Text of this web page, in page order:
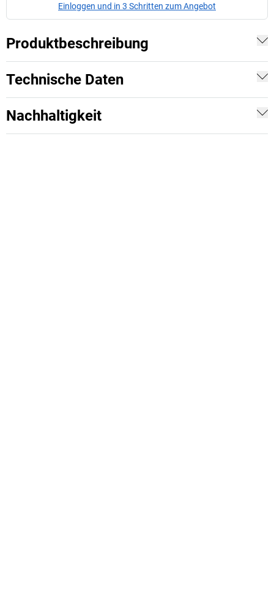
Einloggen und in 3 Schritten zum Angebot
Produktbeschreibung
Technische Daten
Nachhaltigkeit